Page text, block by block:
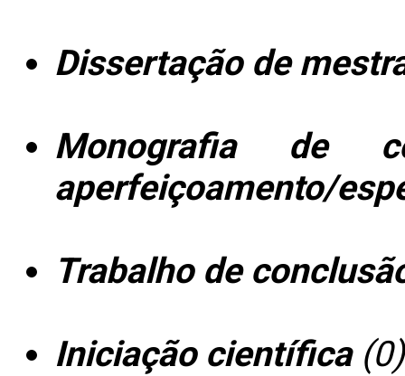
Dissertação de
Monografia de
aperfeiçoamento/
Trabalho de
Iniciação científica(0)